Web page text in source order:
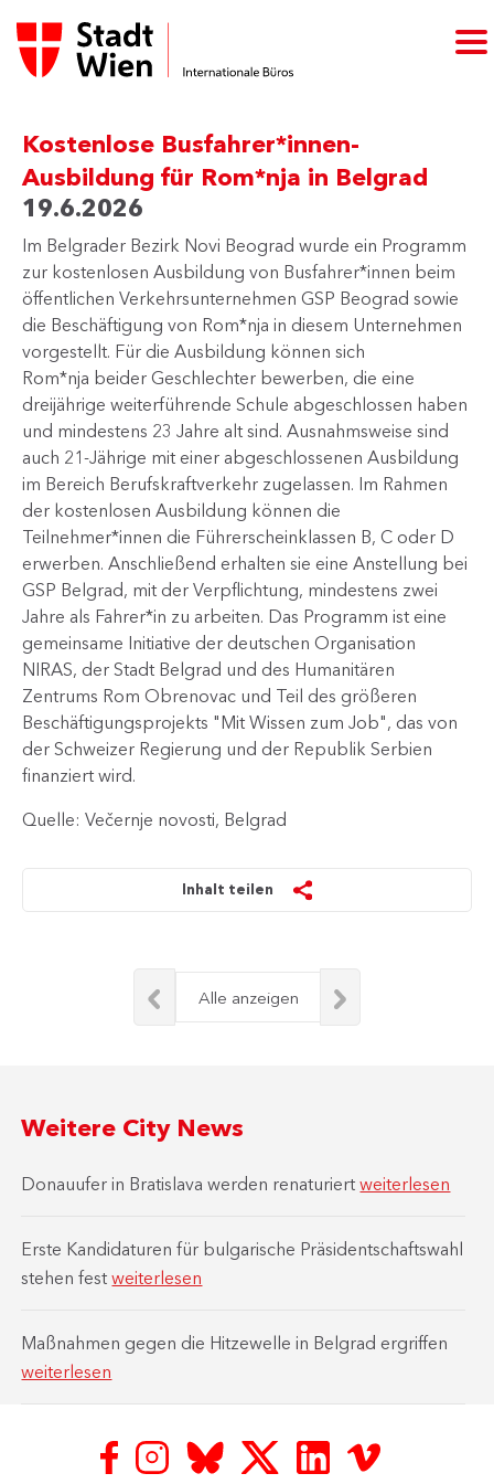
Kostenlose Busfahrer*innen-
Ausbildung für Rom*nja in Belgrad
19.6.2026
Im Belgrader Bezirk Novi Beograd wurde ein Programm
zur kostenlosen Ausbildung von Busfahrer*innen beim
öffentlichen Verkehrsunternehmen GSP Beograd sowie
die Beschäftigung von Rom*nja in diesem Unternehmen
vorgestellt. Für die Ausbildung können sich
Rom*nja beider Geschlechter bewerben, die eine
dreijährige weiterführende Schule abgeschlossen haben
und mindestens 23 Jahre alt sind. Ausnahmsweise sind
auch 21-Jährige mit einer abgeschlossenen Ausbildung
im Bereich Berufskraftverkehr​ zugelassen. Im Rahmen
der kostenlosen Ausbildung können die
Teilnehmer*innen die Führerscheinklassen B, C oder D
erwerben. Anschließend erhalten sie eine Anstellung bei
GSP Belgrad, mit der Verpflichtung, mindestens zwei
Jahre als Fahrer*in zu arbeiten. Das Programm ist eine
gemeinsame Initiative der deutschen Organisation
NIRAS, der Stadt Belgrad und des Humanitären
Zentrums Rom Obrenovac und Teil des größeren
Beschäftigungsprojekts "Mit Wissen zum Job", das von
der Schweizer Regierung und der Republik Serbien
finanziert wird.
Quelle: Večernje novosti, Belgrad
Inhalt teilen
Alle anzeigen
Weitere City News
Donauufer in Bratislava werden renaturiertweiterlesen
Erste Kandidaturen für bulgarische Präsidentschaftswahl
stehen festweiterlesen
Maßnahmen gegen die Hitzewelle in Belgrad ergriffen
weiterlesen